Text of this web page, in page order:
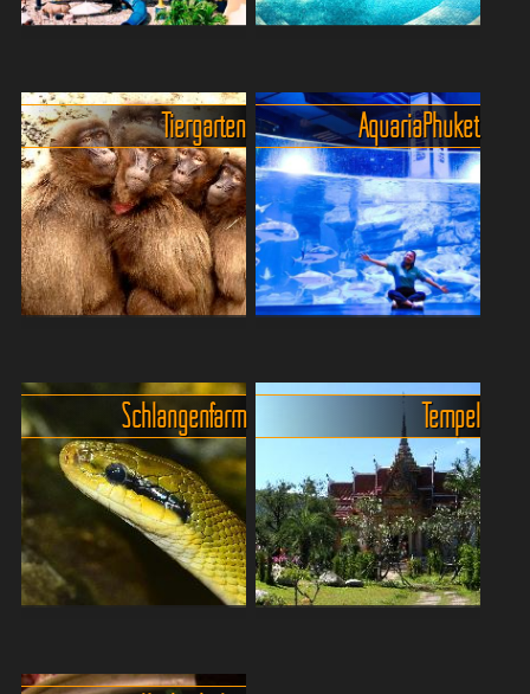
Insel zum i...
Inmitten der bezaubernden
tropischen Umgebung
Phukets, unweit des
berühmten [LI#1250]Mai
Khao Beach[/LI#1250],
präsentiert sich der Splash
Jungle Wate...
Phuket kann vieles:
Postkartenstrände,
türkisblaues Wasser,
Longtail-Boote. Aber schon
bevor die Sonne langsam im
Meer versinkt und der Bass
einsetzt,...
Tiere in Gefangenschaft zu
beobachten, ist ein
zwiespältiges Schwert. Bei
welchen Tieren ist es OK,
sie in eine Voliere, Aquarium,
Gehege oder Käfig e...
Tiergärten
Das Aquaria Phuket, das
größte Aquarium in
Thailand, bietet seinen
Besuchern eine
beeindruckende Reise durch
die Unterwasserwelt und die
thailändische...
Aquaria Phuket
Auf dem Weg zwischen
Schlangenfarm Tempel